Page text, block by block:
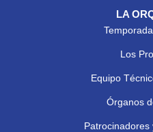
LA
Los
Equipo
Órganos